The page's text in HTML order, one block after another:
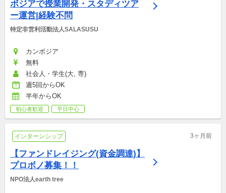
ボジアで授業開発・スタディツア
ー運営|経験不問
特定非営利活動法人SALASUSU
カンボジア
無料
社会人・学生(大, 専)
週5回からOK
半年からOK
初心者歓迎 平日中心
インターンシップ 3ヶ月前
【ファンドレイジング(資金調達)】
プロボノ募集！！
NPO法人earth tree